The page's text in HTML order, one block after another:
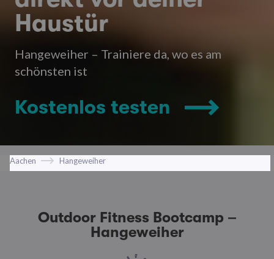
Haustür
Hangeweiher – Trainiere da, wo es am
schönsten ist
Kostenlos testen
Aachen Hangeweiher
Outdoor Fitness Bootcamp –
Hangeweiher